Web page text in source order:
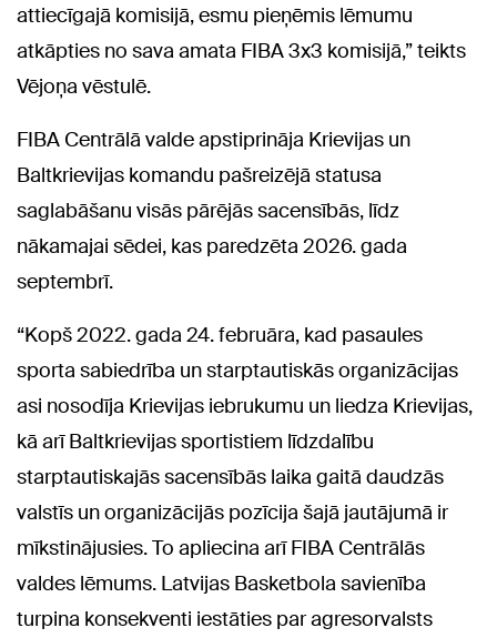
attiecīgajā komisijā, esmu pieņēmis lēmumu
atkāpties no sava amata FIBA ​​3x3 komisijā,” teikts
Vējoņa vēstulē.
FIBA Centrālā valde apstiprināja Krievijas un
Baltkrievijas komandu pašreizējā statusa
saglabāšanu visās pārējās sacensībās, līdz
nākamajai sēdei, kas paredzēta 2026. gada
septembrī.
“Kopš 2022. gada 24. februāra, kad pasaules
sporta sabiedrība un starptautiskās organizācijas
asi nosodīja Krievijas iebrukumu un liedza Krievijas,
kā arī Baltkrievijas sportistiem līdzdalību
starptautiskajās sacensībās laika gaitā daudzās
valstīs un organizācijās pozīcija šajā jautājumā ir
mīkstinājusies. To apliecina arī FIBA Centrālās
valdes lēmums. Latvijas Basketbola savienība
turpina konsekventi iestāties par agresorvalsts